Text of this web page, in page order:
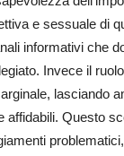
e sessuale di
informativi che
Invece il
lasciando
affidabili. Questo